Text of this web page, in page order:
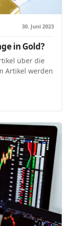
30. Juni 2023
in Gold?
über die
Artikel werden